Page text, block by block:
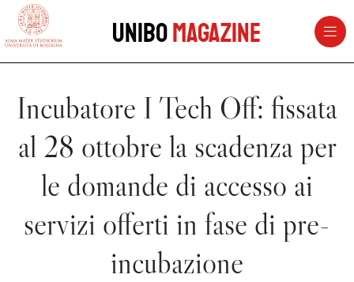
vai al contenuto della pagina
UniboMagazine
Incubatore I Tech Off: fissata
al 28 ottobre la scadenza per
le domande di accesso ai
servizi offerti in fase di pre-
incubazione